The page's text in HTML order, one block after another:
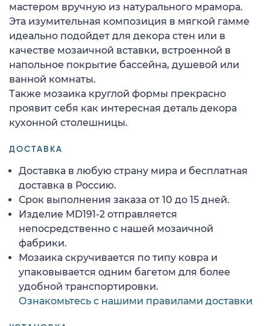
мастером вручную из натурального мрамора.
Эта изумительная композиция в мягкой гамме
идеально подойдет для декора стен или в
качестве мозаичной вставки, встроенной в
напольное покрытие бассейна, душевой или
ванной комнаты.
Также мозаика круглой формы прекрасно
проявит себя как интересная деталь декора
кухонной столешницы.
ДОСТАВКА
Доставка в любую страну мира и бесплатная
доставка в Россию.
Срок выполнения заказа от 10 до 15 дней.
Изделие MD191-2 отправляется
непосредственно с нашей мозаичной
фабрики.
Мозаика скручивается по типу ковра и
упаковывается одним багетом для более
удобной транспортировки.
Ознакомьтесь с нашими правилами доставки